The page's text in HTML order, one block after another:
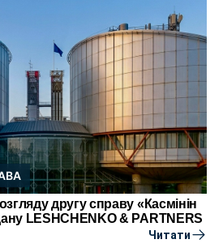
другу справу «Касмінін
LESHCHENKO & PARTNERS
Читати